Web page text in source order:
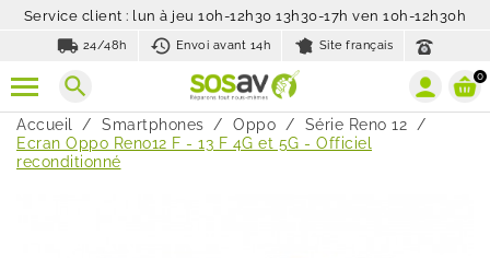
Service client : lun à jeu 10h-12h30 13h30-17h ven 10h-12h30h
local_shipping 24/48h history_toggle_off
Envoi avant 14h Site français
search 0
Accueil Smartphones Oppo
Série Reno 12
Ecran Oppo Reno12 F - 13 F 4G et 5G - Officiel
reconditionné